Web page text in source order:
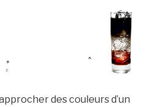
des couleurs d’un